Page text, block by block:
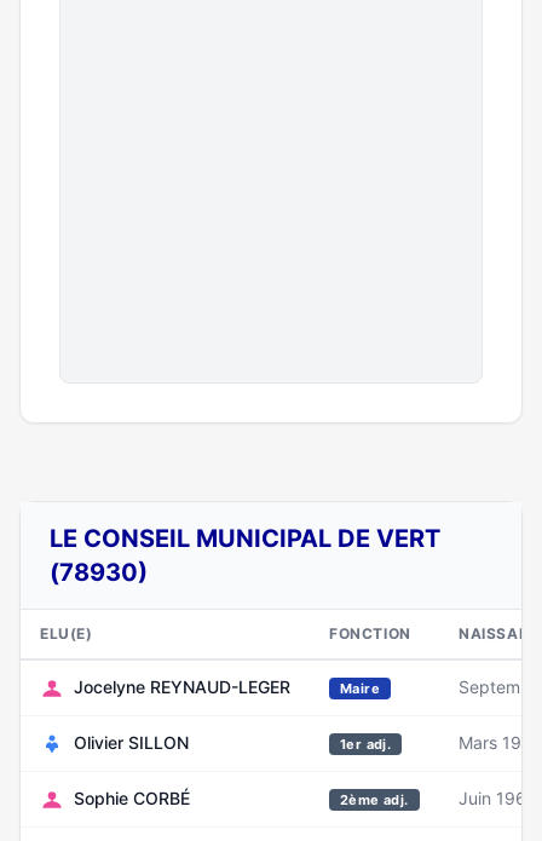
LE CONSEIL MUNICIPAL DE VERT
(78930)
ELU(E) FONCTION
Jocelyne REYNAUD-LEGER Maire
Olivier SILLON 1er adj. Mars 1963
Sophie CORBÉ 2ème adj. Juin 1962